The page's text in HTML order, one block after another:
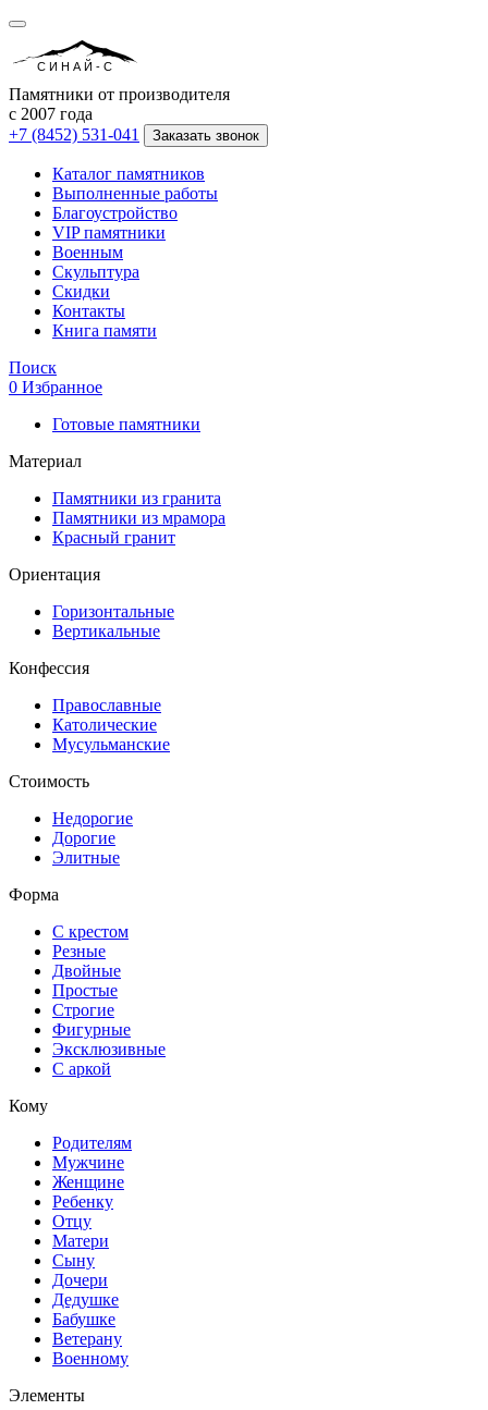
СИНАЙ-С
Памятники от производителя
с 2007 года
+7 (8452) 531-041
Заказать звонок
Каталог памятников
Выполненные работы
Благоустройство
VIP памятники
Военным
Скульптура
Скидки
Контакты
Книга памяти
Поиск
0 Избранное
Готовые памятники
Материал
Памятники из гранита
Памятники из мрамора
Красный гранит
Ориентация
Горизонтальные
Вертикальные
Конфессия
Православные
Католические
Мусульманские
Стоимость
Недорогие
Дорогие
Элитные
Форма
С крестом
Резные
Двойные
Простые
Строгие
Фигурные
Эксклюзивные
С аркой
Кому
Родителям
Мужчине
Женщине
Ребенку
Отцу
Матери
Сыну
Дочери
Дедушке
Бабушке
Ветерану
Военному
Элементы